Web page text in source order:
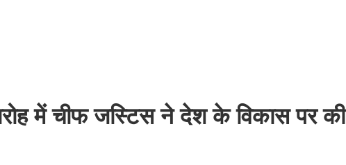
में चीफ जस्टिस ने देश के विकास पर की